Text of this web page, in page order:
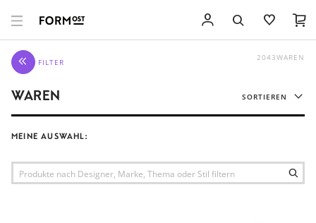
FILTER 2043WAREN
WAREN SORTIEREN
PREIS AUFSTEIGEND
MEINE AUSWAHL: